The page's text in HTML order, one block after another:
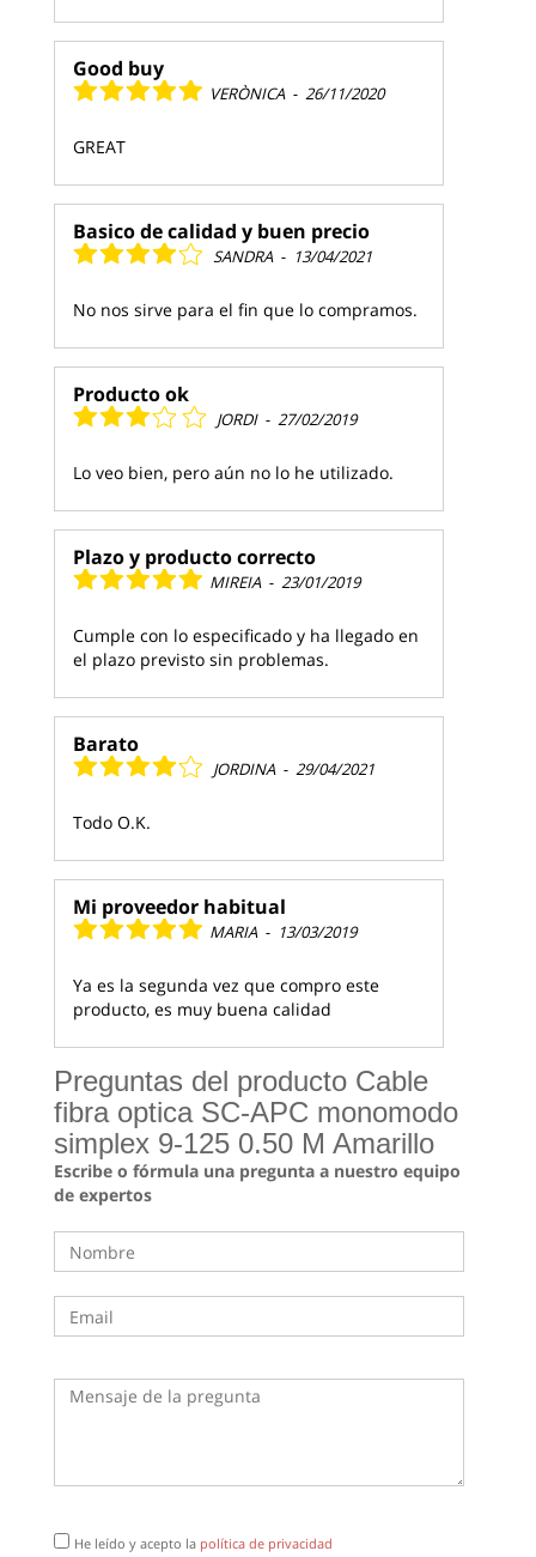
Good buy
VERÒNICA - 26/11/2020
GREAT
Basico de calidad y buen precio
SANDRA - 13/04/2021
No nos sirve para el fin que lo compramos.
Producto ok
JORDI - 27/02/2019
Lo veo bien, pero aún no lo he utilizado.
Plazo y producto correcto
MIREIA - 23/01/2019
Cumple con lo especificado y ha llegado en
el plazo previsto sin problemas.
Barato
JORDINA - 29/04/2021
Todo O.K.
Mi proveedor habitual
MARIA - 13/03/2019
Ya es la segunda vez que compro este
producto, es muy buena calidad
Preguntas del producto Cable
fibra optica SC-APC monomodo
simplex 9-125 0.50 M Amarillo
Escribe o fórmula una pregunta a nuestro equipo
de expertos
He leído y acepto la política de privacidad